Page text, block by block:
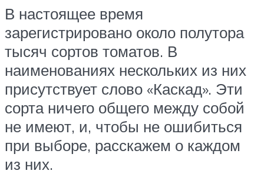
В настоящее время
зарегистрировано около полутора
тысяч сортов томатов. В
наименованиях нескольких из них
присутствует слово «Каскад». Эти
сорта ничего общего между собой
не имеют, и, чтобы не ошибиться
при выборе, расскажем о каждом
из них.